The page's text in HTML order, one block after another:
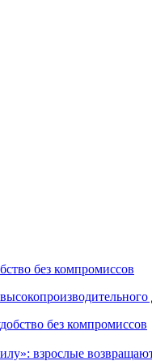
без компромиссов
взрослые